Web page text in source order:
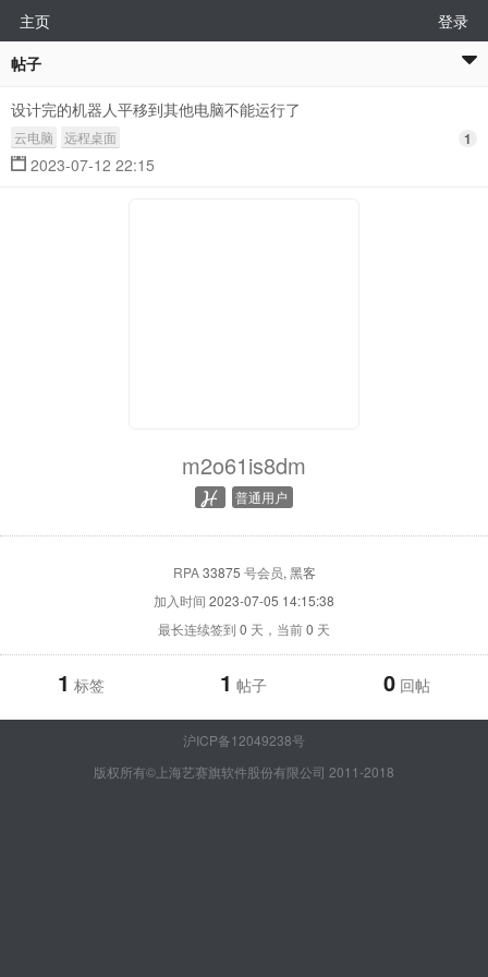
主页
登录
帖子
设计完的机器人平移到其他电脑不能运行了
云电脑 远程桌面
2023-07-12 22:15
1
m2o61is8dm
普通用户
RPA33875 号会员, 黑客
加入时间 2023-07-05 14:15:38
最长连续签到 0 天，当前0 天
1 标签 1 帖子 0 回帖
沪ICP备12049238号
版权所有©上海艺赛旗软件股份有限公司 2011-2018